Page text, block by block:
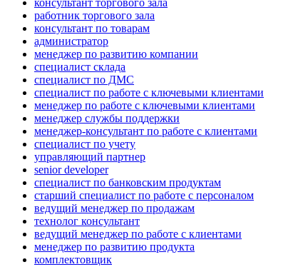
консультант торгового зала
работник торгового зала
консультант по товарам
администратор
менеджер по развитию компании
специалист склада
специалист по ДМС
специалист по работе с ключевыми клиентами
менеджер по работе с ключевыми клиентами
менеджер службы поддержки
менеджер-консультант по работе с клиентами
специалист по учету
управляющий партнер
senior developer
специалист по банковским продуктам
старший специалист по работе с персоналом
ведущий менеджер по продажам
технолог консультант
ведущий менеджер по работе с клиентами
менеджер по развитию продукта
комплектовщик